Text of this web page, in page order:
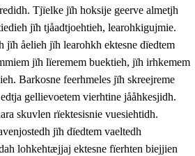
rïektesisnie
sjïehtedamme lïerehtimmie
Tjïelke jïh hoksije geerve almetjh
jïh tjåadtjoehtieh, learohkigujmie.
jïh åelieh jïh learohkh ektesne dïedtem
jïh lïeremem buektieh, jïh irhkemem
Barkosne feerhmeles jïh skreejreme
gellievoetem vierhtine jååhkesjidh.
skuvlen rïektesisnie vuesiehtidh.
jïh dïedtem vaeltedh
lohkehtæjjaj ektesne fïerhten biejjien